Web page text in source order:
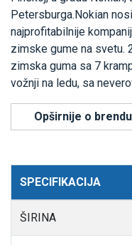
Petersburga.Nokian
najprofitabilnije
zimske gume na svetu.
zimska guma sa 7
vožnji na ledu, sa
Opširnije o brendu
SPECIFIKACIJA
ŠIRINA